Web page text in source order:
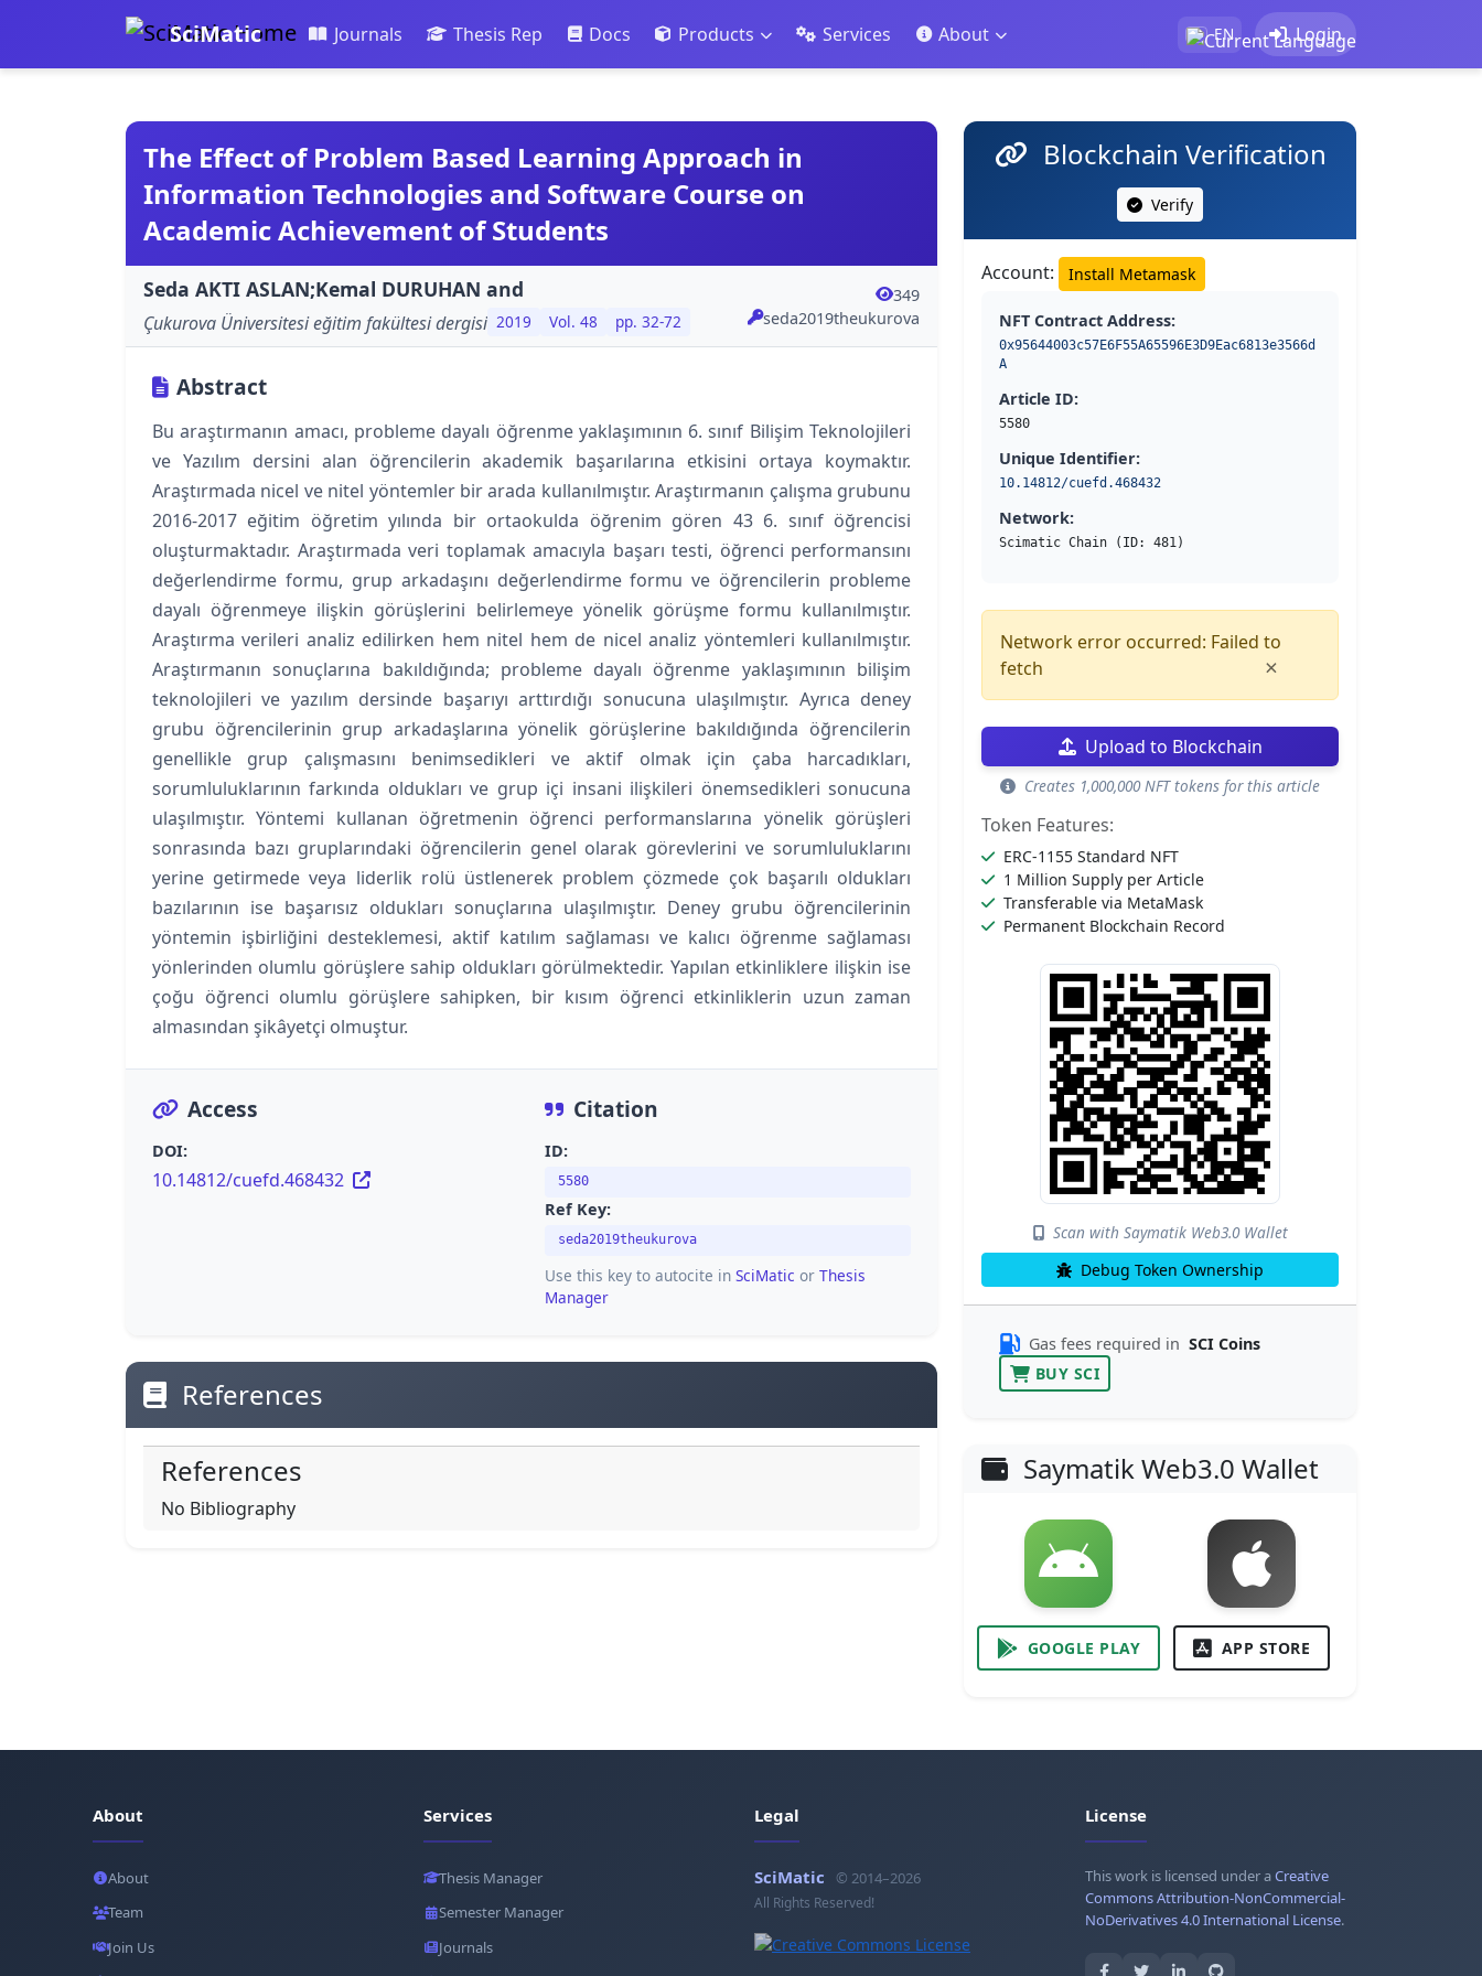
SciMatic Journals Thesis Rep Docs Products Services About EN Login
The Effect of Problem Based Learning Approach in
Information Technologies and Software Course on
Academic Achievement of Students
Seda AKTI ASLAN;Kemal DURUHAN and
Çukurova Üniversitesi eğitim fakültesi dergisi 2019 Vol. 48 pp. 32-72
349
seda2019theukurova
Abstract
Bu araştırmanın amacı, probleme dayalı öğrenme yaklaşımının 6. sınıf Bilişim Teknolojileri
ve Yazılım dersini alan öğrencilerin akademik başarılarına etkisini ortaya koymaktır.
Araştırmada nicel ve nitel yöntemler bir arada kullanılmıştır. Araştırmanın çalışma grubunu
2016-2017 eğitim öğretim yılında bir ortaokulda öğrenim gören 43 6. sınıf öğrencisi
oluşturmaktadır. Araştırmada veri toplamak amacıyla başarı testi, öğrenci performansını
değerlendirme formu, grup arkadaşını değerlendirme formu ve öğrencilerin probleme
dayalı öğrenmeye ilişkin görüşlerini belirlemeye yönelik görüşme formu kullanılmıştır.
Araştırma verileri analiz edilirken hem nitel hem de nicel analiz yöntemleri kullanılmıştır.
Araştırmanın sonuçlarına bakıldığında; probleme dayalı öğrenme yaklaşımının bilişim
teknolojileri ve yazılım dersinde başarıyı arttırdığı sonucuna ulaşılmıştır. Ayrıca deney
grubu öğrencilerinin grup arkadaşlarına yönelik görüşlerine bakıldığında öğrencilerin
genellikle grup çalışmasını benimsedikleri ve aktif olmak için çaba harcadıkları,
sorumluluklarının farkında oldukları ve grup içi insani ilişkileri önemsedikleri sonucuna
ulaşılmıştır. Yöntemi kullanan öğretmenin öğrenci performanslarına yönelik görüşleri
sonrasında bazı gruplarındaki öğrencilerin genel olarak görevlerini ve sorumluluklarını
yerine getirmede veya liderlik rolü üstlenerek problem çözmede çok başarılı oldukları
bazılarının ise başarısız oldukları sonuçlarına ulaşılmıştır. Deney grubu öğrencilerinin
yöntemin işbirliğini desteklemesi, aktif katılım sağlaması ve kalıcı öğrenme sağlaması
yönlerinden olumlu görüşlere sahip oldukları görülmektedir. Yapılan etkinliklere ilişkin ise
çoğu öğrenci olumlu görüşlere sahipken, bir kısım öğrenci etkinliklerin uzun zaman
almasından şikâyetçi olmuştur.
Access
DOI:
10.14812/cuefd.468432
Citation
ID:
5580
Ref Key:
seda2019theukurova
Use this key to autocite in SciMatic or Thesis
Manager
References
References
No Bibliography
Blockchain Verification
Verify
Account: Install Metamask
NFT Contract Address:
0x95644003c57E6F55A65596E3D9Eac6813e3566d
A
Article ID:
5580
Unique Identifier:
10.14812/cuefd.468432
Network:
Scimatic Chain (ID: 481)
Network error occurred: Failed to
fetch
×
Upload to Blockchain
Creates 1,000,000 NFT tokens for this article
Token Features:
ERC-1155 Standard NFT
1 Million Supply per Article
Transferable via MetaMask
Permanent Blockchain Record
Scan with Saymatik Web3.0 Wallet
Debug Token Ownership
Gas fees required in SCI Coins
BUY SCI
Saymatik Web3.0 Wallet
GOOGLE PLAY APP STORE
About
About
Team
Join Us
Services
Thesis Manager
Semester Manager
Journals
Legal
SciMatic © 2014–2026
All Rights Reserved!
License
This work is licensed under aCreative
Commons Attribution-NonCommercial-
NoDerivatives 4.0 International License.